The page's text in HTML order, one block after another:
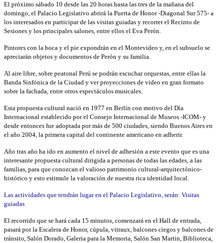
El próximo sábado 10 desde las 20 horas hasta las tres de la mañana del
domingo, el Palacio Legislativo abrirá la Puerta de Honor -Diagonal Sur 575- a
los interesados en participar de las visitas guiadas y recorrer el Recinto de
Sesiones y los principales salones, entre ellos el Eva Perón.
Pintores con la boca y el pie expondrán en el Montevideo y, en el subsuelo se
apreciarán objetos y documentos de Perón y su familia.
Al aire libre, sobre peatonal Perú se podrán escuchar orquestas, entre ellas la
Banda Sinfónica de la Ciudad y ver proyecciones de video en gran formato
sobre la fachada, entre otros espectáculos musicales.
Esta propuesta cultural nació en 1977 en Berlín con motivo del Día
Internacional establecido por el Consejo Internacional de Museos -ICOM- y
desde entonces fue adoptada por más de 500 ciudades, siendo Buenos Aires en
el año 2004, la primera capital del continente americano en adherir.
Año tras año ha ido en aumento el nivel de adhesión a este evento que es una
interesante propuesta cultural dirigida a personas de todas las edades, a las
familias, para que conozcan el valioso patrimonio cultural-arquitectónico-
histórico y esto estimule la valoración de nuestra rica identidad local.
Las actividades que tendrán lugar en el Palacio Legislativo, serán: Visitas
guiadas
El recorrido que se hará cada 15 minutos, comenzará en el Hall de entrada,
pasará por la Escalera de Honor, cúpula, vitraux, balcones ciegos y balcones de
tránsito, Salón Dorado, Galeria para la Memoria, Salón San Martin, Biblioteca,